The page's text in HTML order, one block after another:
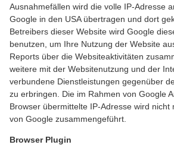
Ausnahmefällen wird die volle IP-Adresse
Google in den USA übertragen und dort
Betreibers dieser Website wird Google
benutzen, um Ihre Nutzung der Website
Reports über die Websiteaktivitäten
weitere mit der Websitenutzung und der
verbundene Dienstleistungen gegenüber
zu erbringen. Die im Rahmen von Google
Browser übermittelte IP-Adresse wird nicht
von Google zusammengeführt.
Browser Plugin